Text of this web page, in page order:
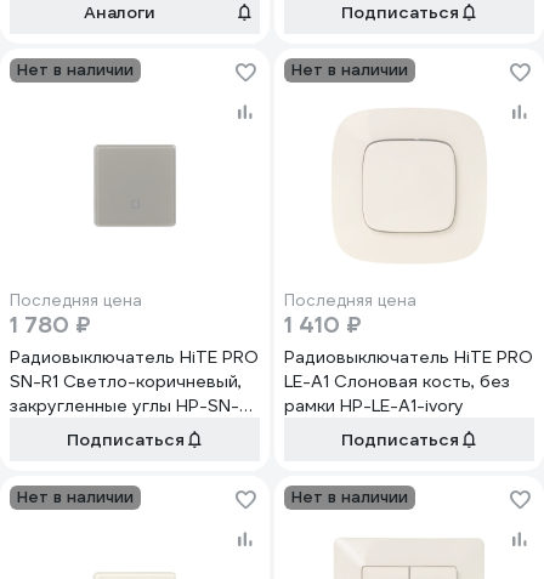
Аналоги Подписаться
Нет в наличии
Последняя цена
1 780 ₽
Радиовыключатель HiTE PRO
SN-R1 Светло-коричневый,
закругленные углы HP-SN-
R1-light-brownПодписаться
Нет в наличии
Последняя цена
1 410 ₽
Радиовыключатель HiTE PRO
LE-A1 Слоновая кость, без
рамки HP-LE-A1-ivory
Подписаться
Нет в наличии Нет в наличии